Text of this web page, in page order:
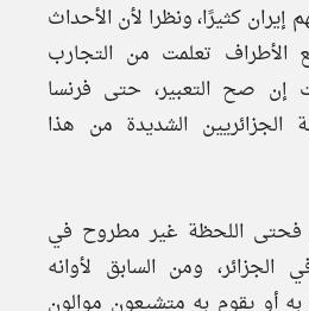
إيران كثيرًا، ونظرا لأن الأحداث
الأطراف تعلمت من التجارب
إن صح التعبير، حتى فرنسا
الشديدة من هذا
فحتى اللحظة غير مطروح في
الجزائر، ومن السابق لأوانه